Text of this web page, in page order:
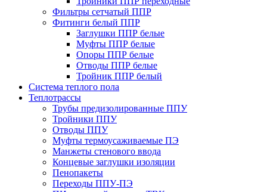
Фильтры сетчатый ППР
Фитинги белый ППР
Заглушки ППР белые
Муфты ППР белые
Опоры ППР белые
Отводы ППР белые
Тройник ППР белый
Система теплого пола
Теплотрассы
Трубы предизолированные ППУ
Тройники ППУ
Отводы ППУ
Муфты термоусаживаемые ПЭ
Манжеты стенового ввода
Концевые заглушки изоляции
Пенопакеты
Переходы ППУ-ПЭ